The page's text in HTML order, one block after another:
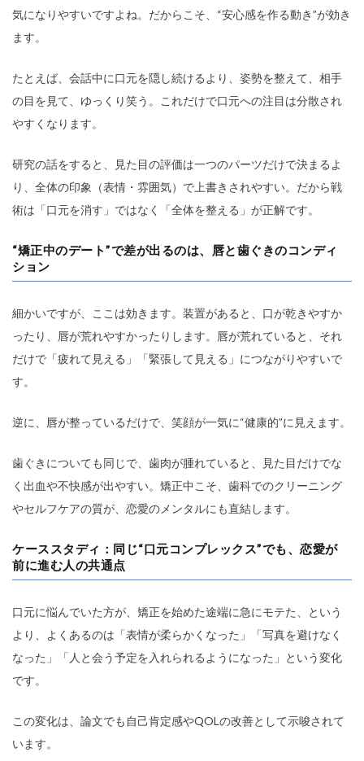
気になりやすいですよね。だからこそ、“安心感を作る動き”が効き
ます。
たとえば、会話中に口元を隠し続けるより、姿勢を整えて、相手
の目を見て、ゆっくり笑う。これだけで口元への注目は分散され
やすくなります。
研究の話をすると、見た目の評価は一つのパーツだけで決まるよ
り、全体の印象（表情・雰囲気）で上書きされやすい。だから戦
術は「口元を消す」ではなく「全体を整える」が正解です。
“矯正中のデート”で差が出るのは、唇と歯ぐきのコンディ
ション
細かいですが、ここは効きます。装置があると、口が乾きやすか
ったり、唇が荒れやすかったりします。唇が荒れていると、それ
だけで「疲れて見える」「緊張して見える」につながりやすいで
す。
逆に、唇が整っているだけで、笑顔が一気に“健康的”に見えます。
歯ぐきについても同じで、歯肉が腫れていると、見た目だけでな
く出血や不快感が出やすい。矯正中こそ、歯科でのクリーニング
やセルフケアの質が、恋愛のメンタルにも直結します。
ケーススタディ：同じ“口元コンプレックス”でも、恋愛が
前に進む人の共通点
口元に悩んでいた方が、矯正を始めた途端に急にモテた、という
より、よくあるのは「表情が柔らかくなった」「写真を避けなく
なった」「人と会う予定を入れられるようになった」という変化
です。
この変化は、論文でも自己肯定感やQOLの改善として示唆されて
います。